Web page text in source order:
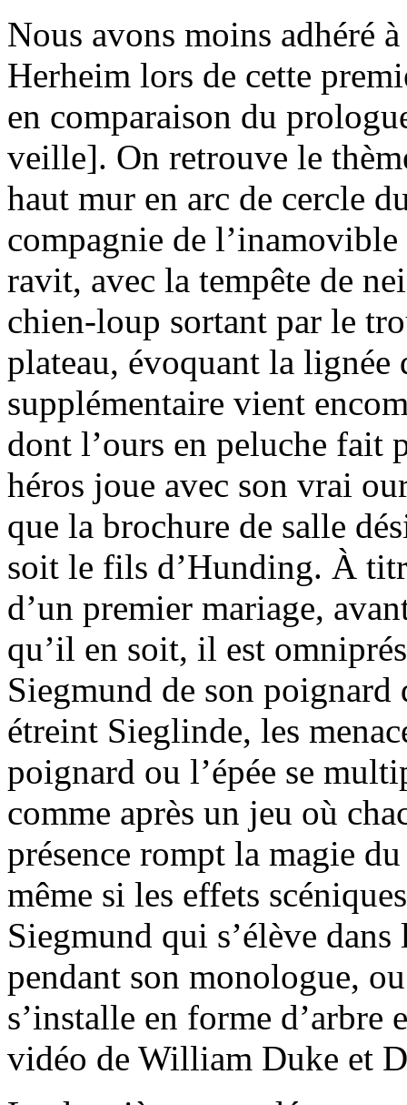
Nous avons moins adhéré
Herheim lors de cette
en comparaison du
veille]. On retrouve le
haut mur en arc de cercle
compagnie de l’inamovible
ravit, avec la tempête de
chien-loup sortant par le
plateau, évoquant la lignée
supplémentaire vient
dont l’ours en peluche fait
héros joue avec son vrai
que la brochure de salle
soit le fils d’Hunding. À
d’un premier mariage,
qu’il en soit, il est
Siegmund de son poignard
étreint Sieglinde, les
poignard ou l’épée se
comme après un jeu où
présence rompt la magie
même si les effets
Siegmund qui s’élève
pendant son monologue,
s’installe en forme
vidéo de William Duke et